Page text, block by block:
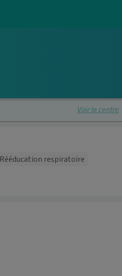
Voir le centre
Rééducation respiratoire